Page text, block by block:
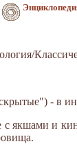
- в
с якшами и